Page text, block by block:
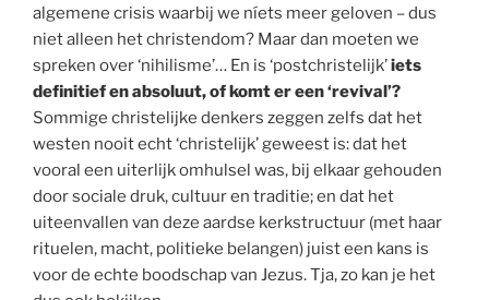
algemene crisis waarbij we níets meer geloven – dus
niet alleen het christendom? Maar dan moeten we
spreken over ‘nihilisme’… En is ‘postchristelijk’iets
definitief en absoluut, of komt er een ‘revival’?
Sommige christelijke denkers zeggen zelfs dat het
westen nooit echt ‘christelijk’ geweest is: dat het
vooral een uiterlijk omhulsel was, bij elkaar gehouden
door sociale druk, cultuur en traditie; en dat het
uiteenvallen van deze aardse kerkstructuur (met haar
rituelen, macht, politieke belangen) juist een kans is
voor de echte boodschap van Jezus. Tja, zo kan je het